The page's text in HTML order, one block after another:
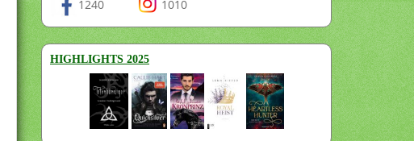
1240 1010
HIGHLIGHTS 2025